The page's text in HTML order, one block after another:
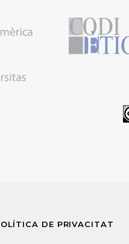
DE PRIVACITAT